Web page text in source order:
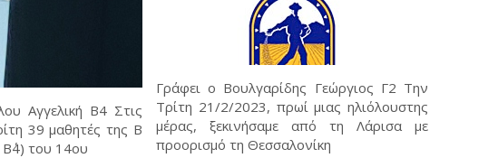
Αγγελική Β4 Στις
39 μαθητές της Β΄
του 14ου
Γράφει ο Βουλγαρίδης Γεώργιος Γ2 Την
Τρίτη 21/2/2023, πρωί μιας ηλιόλουστης
μέρας, ξεκινήσαμε από τη Λάρισα με
προορισμό τη Θεσσαλονίκη